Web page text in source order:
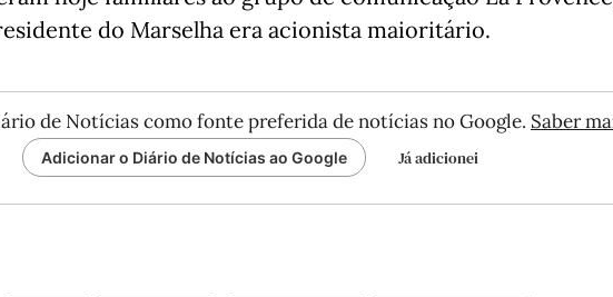
do Marselha era acionista maioritário.
de Notícias como fonte preferida de notícias no Google. Saber
Adicionar o Diário de Notícias ao Google Já adicionei